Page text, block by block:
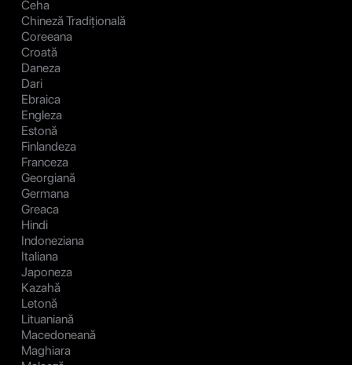
Ceha
Chineză Tradițională
Coreeana
Croată
Daneza
Dari
Ebraica
Engleza
Estonă
Finlandeza
Franceza
Georgiană
Germana
Greaca
Hindi
Indoneziana
Italiana
Japoneza
Kazahă
Letonă
Lituaniană
Macedoneană
Maghiara